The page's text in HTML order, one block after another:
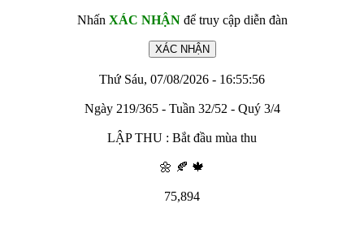
Nhấn XÁC NHẬNđể truy cập diễn đàn
Thứ Sáu, 07/08/2026 - 16:55:56
Ngày 219/365 - Tuần 32/52 - Quý 3/4
LẬP THU : Bắt đầu mùa thu
🌼 🍂 🍁
75,894